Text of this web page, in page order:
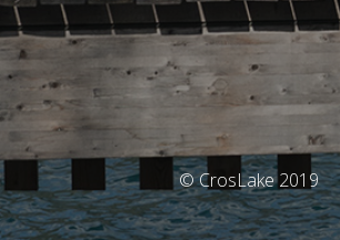
© CrosLake 2019